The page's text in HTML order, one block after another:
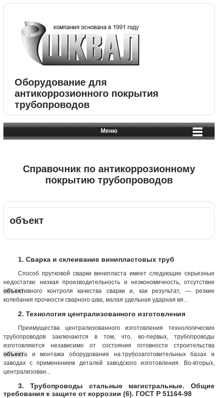
Оборудование для
антикоррозионного покрытия
трубопроводов
Меню
Справочник по антикоррозионному
покрытию трубопроводов
объект
1. Сварка и склеивание винипластовых труб
Способ прутковой сварки винипласта имеет следующие серьезные
недостатки: низкая производительность и неэкономичность, отсутствие
объективного контроля качества сварки и, как результат, — резкие
колебания прочности сварного шва, малая удельная ударная вя...
2. Технология централизованного изготовления
Преимущества централизованного изготовления технологических
трубопроводов заключаются в том, что, во-первых, трубопроводы
изготовляются независимо от состояния готовности строительства
объекта и монтажа оборудования на.трубозаготовительных базах и
заводах с применением деталей заводского изготовления. Во-вторых,
централизован...
3. Трубопроводы стальные магистральные. Общие
требования к защите от коррозии (6). ГОСТ Р 51164-98